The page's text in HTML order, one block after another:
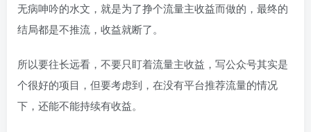
无病呻吟的水文，就是为了挣个流量主收益而做的，最终的
结局都是不推流，收益就断了。
所以要往长远看，不要只盯着流量主收益，写公众号其实是
个很好的项目，但要考虑到，在没有平台推荐流量的情况
下，还能不能持续有收益。